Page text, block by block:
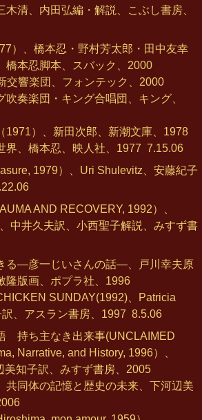
木清、内田弘編・解説、こぶし書房、
）、橋本忍・野村芳太郎・田中友幸
橋本忍脚本、スバック、2000
交響楽団、フォンテック、2000
奏楽団・キング合唱団、キング、
）、新田次郎、新潮文庫、1978
界、橋本忍、映人社、1977 7.15.06
1979）、Uri Shulevitz、安藤紀子
AND RECOVERY, 1992）、
中井久夫訳、小西聖子解説、みすず書
る―彦一じいさんの話―、戸川幸夫原
隆版画、ポプラ社、1996
SUNDAY(1992)、Patricia
、アスラン書房、1997 8.5.06
持ち主なき出来事(UNCLAIMED
Narrative, and History, 1996）、
美知子訳、みすず書房、2005
同体の記憶と歴史の未来、下河辺美